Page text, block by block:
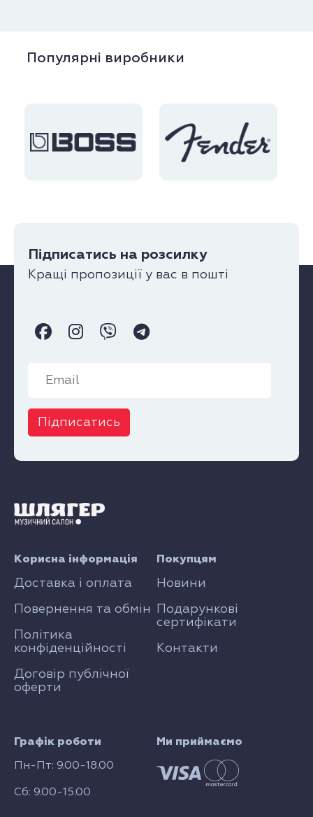
Популярні виробники
Підписатись на розсилку
Кращі пропозиції у вас в пошті
Підписатись
Графік роботи
Пн-Пт: 9.00-18.00
Сб: 9.00-15.00
Покупцям
Новини
Подарункові
сертифікати
Контакти
Корисна інформація
Доставка і оплата
Повернення та обмін
Політика
конфіденційності
Договір публічної
оферти
Ми приймаємо